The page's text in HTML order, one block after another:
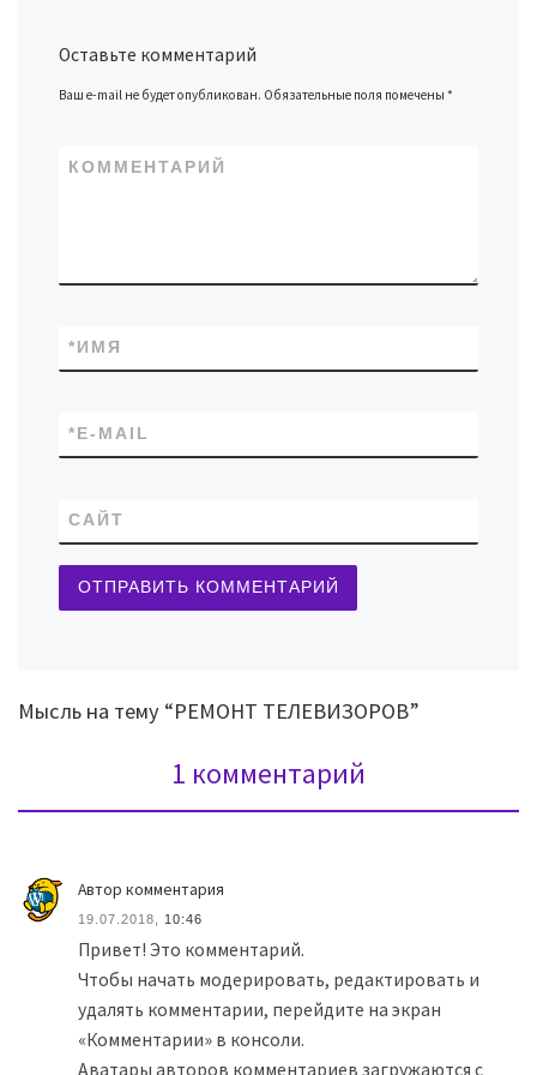
Оставьте комментарий
Ваш e-mail не будет опубликован. Обязательные поля помечены*
КОММЕНТАРИЙ
ИМЯ
*
E-MAIL
*
САЙТ
Мысль на тему “РЕМОНТ ТЕЛЕВИЗОРОВ”
1 комментарий
Автор комментария
19.07.2018, 10:46
Привет! Это комментарий.
Чтобы начать модерировать, редактировать и
удалять комментарии, перейдите на экран
«Комментарии» в консоли.
Аватары авторов комментариев загружаются с